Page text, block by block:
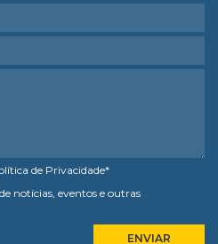
de Privacidade*
notícias, eventos e outras